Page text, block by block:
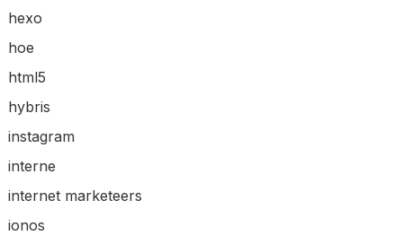
hexo
hoe
html5
hybris
instagram
interne
internet marketeers
ionos